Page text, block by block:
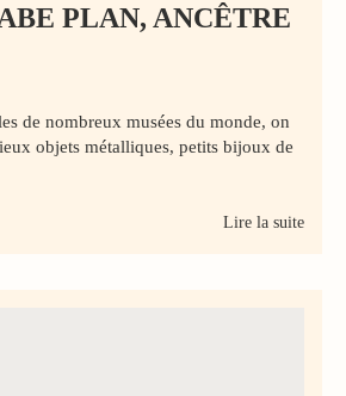
PLAN, ANCÊTRE
de nombreux musées du monde, on
objets métalliques, petits bijoux de
Lire la suite